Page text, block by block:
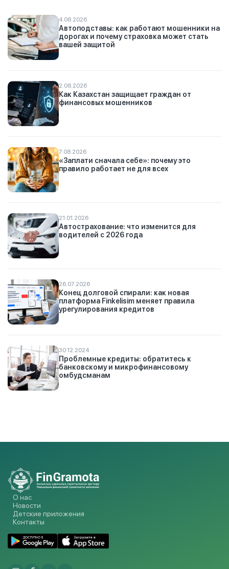
4.08.2026
Автоподставы: как работают мошенники на
дорогах и почему страховка может стать
вашей защитой
2.08.2026
Как Казахстан защищает граждан от
финансовых мошенников
7.08.2026
«Заплати сначала себе»: почему это
правило работает не для всех
21.01.2026
Автострахование: что изменится для
водителей с 2026 года
26.07.2026
Конец долговой спирали: как новая
платформа Finkelisim меняет правила
урегулирования кредитов
30.12.2024
Проблемные кредиты: обратитесь к
банковскому и микрофинансовому
омбудсманам
О нас
Новости
Детские приложения
Контакты